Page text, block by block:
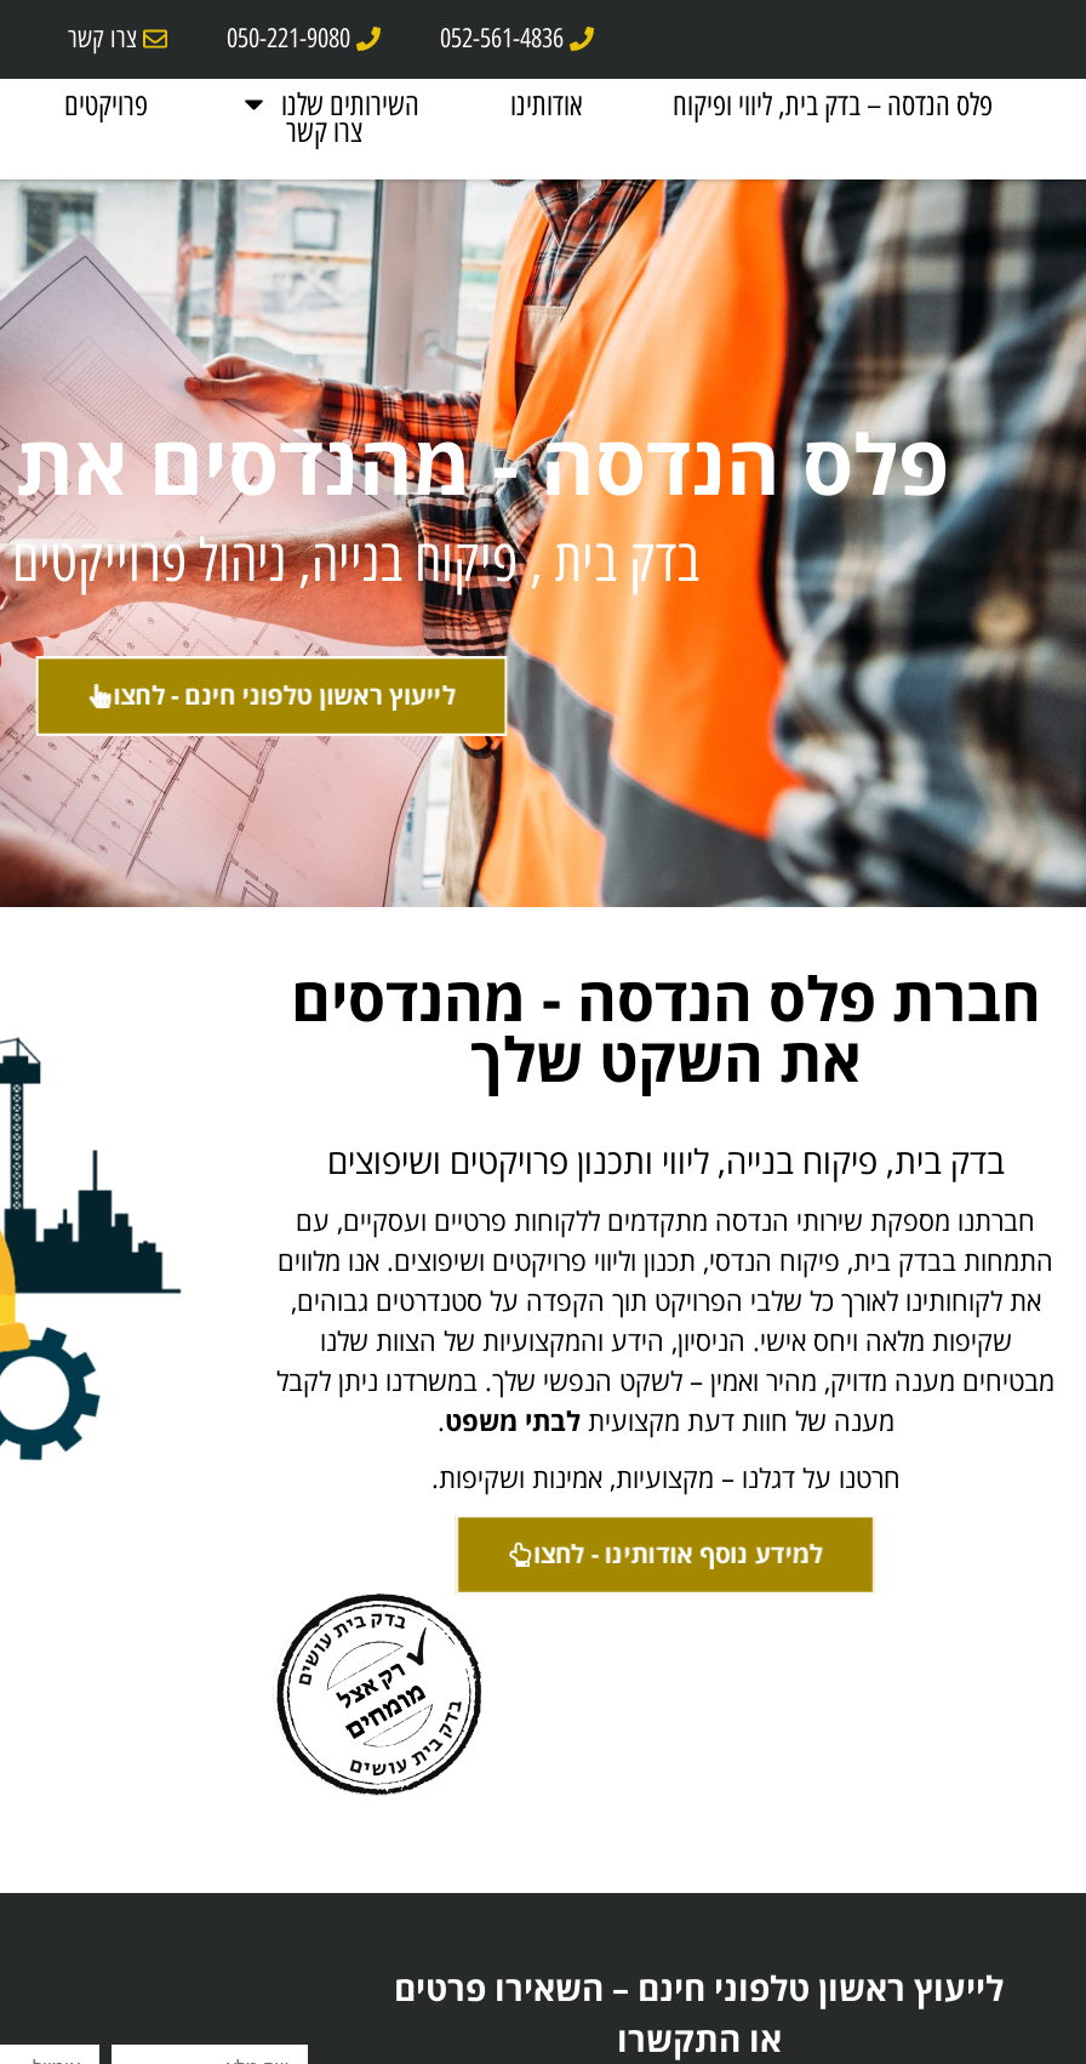
052-561-4836
050-221-9080 צרו קשר
פלס הנדסה – בדק בית, ליווי ופיקוח אודותינו השירותים שלנו פרויקטים
צרו קשר
פלס הנדסה - מהנדסים
בדק בית , פיקוח בנייה, ניהול
לייעוץ ראשון טלפוני חינם - לחצו
חברת פלס הנדסה - מהנדסים
את השקט שלך
בדק בית, פיקוח בנייה, ליווי ותכנון פרויקטים ושיפוצים
חברתנו מספקת שירותי הנדסה מתקדמים ללקוחות פרטיים ועסקיים, עם
התמחות בבדק בית, פיקוח הנדסי, תכנון וליווי פרויקטים ושיפוצים. אנו מלווים
את לקוחותינו לאורך כל שלבי הפרויקט תוך הקפדה על סטנדרטים גבוהים,
שקיפות מלאה ויחס אישי. הניסיון, הידע והמקצועיות של הצוות שלנו
מבטיחים מענה מדויק, מהיר ואמין – לשקט הנפשי שלך. במשרדנו ניתן לקבל
מענה של חוות דעת מקצועיתלבתי משפט.
חרטנו על דגלנו – מקצועיות, אמינות ושקיפות.
למידע נוסף אודותינו - לחצו
לייעוץ ראשון טלפוני חינם – השאירו פרטים
או התקשרו